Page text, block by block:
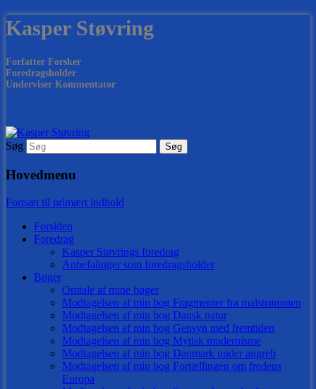
Kasper Støvring
Forfatter Forsker
Foredragsholder
Underviser Kommentator
Søg
Hovedmenu
Fortsæt til primært indhold
Forsiden
Foredrag
Kasper Støvrings foredrag
Anbefalinger som foredragsholder
Bøger
Omtale af mine bøger
Modtagelsen af min bog Fragmenter fra malstrømmen
Modtagelsen af min bog Dansk natur
Modtagelsen af min bog Gensyn med fremtiden
Modtagelsen af min bog Mytisk modernisme
Modtagelsen af min bog Danmark under angreb
Modtagelsen af min bog Fortællingen om fredens
Europa